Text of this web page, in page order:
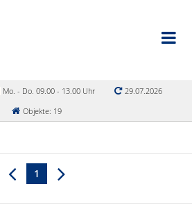
Mo. - Do. 09.00 - 13.00 Uhr
29.07.2026
Objekte: 19
1